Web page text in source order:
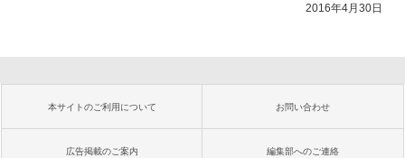
2016年4月30日
本サイトのご利用について お問い合わせ
広告掲載のご案内 編集部へのご連絡